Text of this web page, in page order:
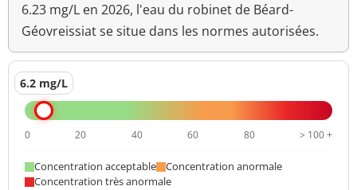
6.23 mg/L en 2026, l'eau du robinet de Béard-
Géovreissiat se situe dans les normes autorisées.
6.2 mg/L
0 20 40 60 80 > 100 +
Concentration acceptable
Concentration anormale
Concentration très anormale